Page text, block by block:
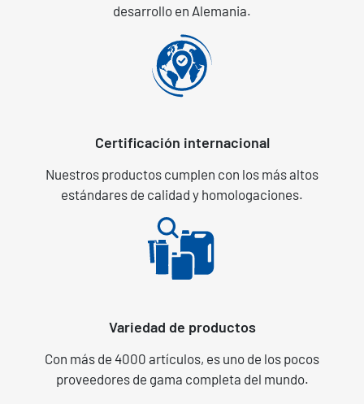
desarrollo en Alemania.
Certificación internacional
Nuestros productos cumplen con los más altos
estándares de calidad y homologaciones.
Variedad de productos
Con más de 4000 artículos, es uno de los pocos
proveedores de gama completa del mundo.